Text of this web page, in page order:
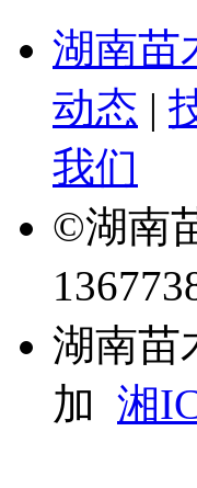
湖南苗
动态 |
我们
©湖南
湖南苗
加 湘